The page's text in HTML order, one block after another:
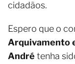
cidadãos.
Espero que o
Arquivamento
André tenha